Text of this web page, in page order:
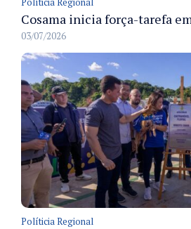
03/07/2026
Políticia Regional